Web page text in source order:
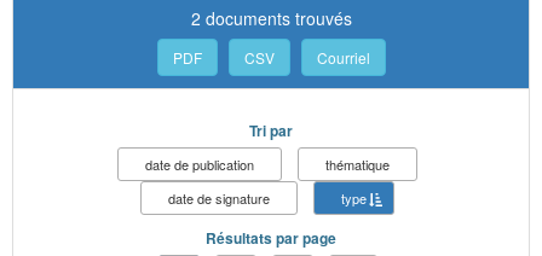
2 documents trouvés
PDF CSV Courriel
Tri par
date de publication
thématique
date de signature
type
Résultats par page